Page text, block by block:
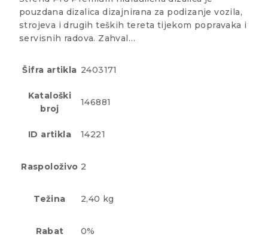
pouzdana dizalica dizajnirana za podizanje vozila,
strojeva i drugih teških tereta tijekom popravaka i
servisnih radova. Zahval…
Šifra artikla 2403171
Kataloški
broj
146881
ID artikla 14221
Raspoloživo 2
Težina 2,40 kg
Rabat 0%